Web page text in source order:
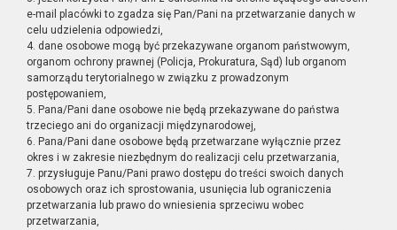
e-mail placówki to zgadza się Pan/Pani na przetwarzanie danych w
celu udzielenia odpowiedzi,
4. dane osobowe mogą być przekazywane organom państwowym,
organom ochrony prawnej (Policja, Prokuratura, Sąd) lub organom
samorządu terytorialnego w związku z prowadzonym
postępowaniem,
5. Pana/Pani dane osobowe nie będą przekazywane do państwa
trzeciego ani do organizacji międzynarodowej,
6. Pana/Pani dane osobowe będą przetwarzane wyłącznie przez
okres i w zakresie niezbędnym do realizacji celu przetwarzania,
7. przysługuje Panu/Pani prawo dostępu do treści swoich danych
osobowych oraz ich sprostowania, usunięcia lub ograniczenia
przetwarzania lub prawo do wniesienia sprzeciwu wobec
przetwarzania,